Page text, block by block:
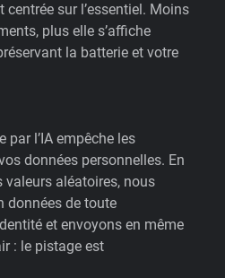
sur l’essentiel. Moins
plus elle s’affiche
la batterie et votre
par l’IA empêche les
données personnelles. En
valeurs aléatoires, nous
données de toute
et envoyons en même
: le pistage est